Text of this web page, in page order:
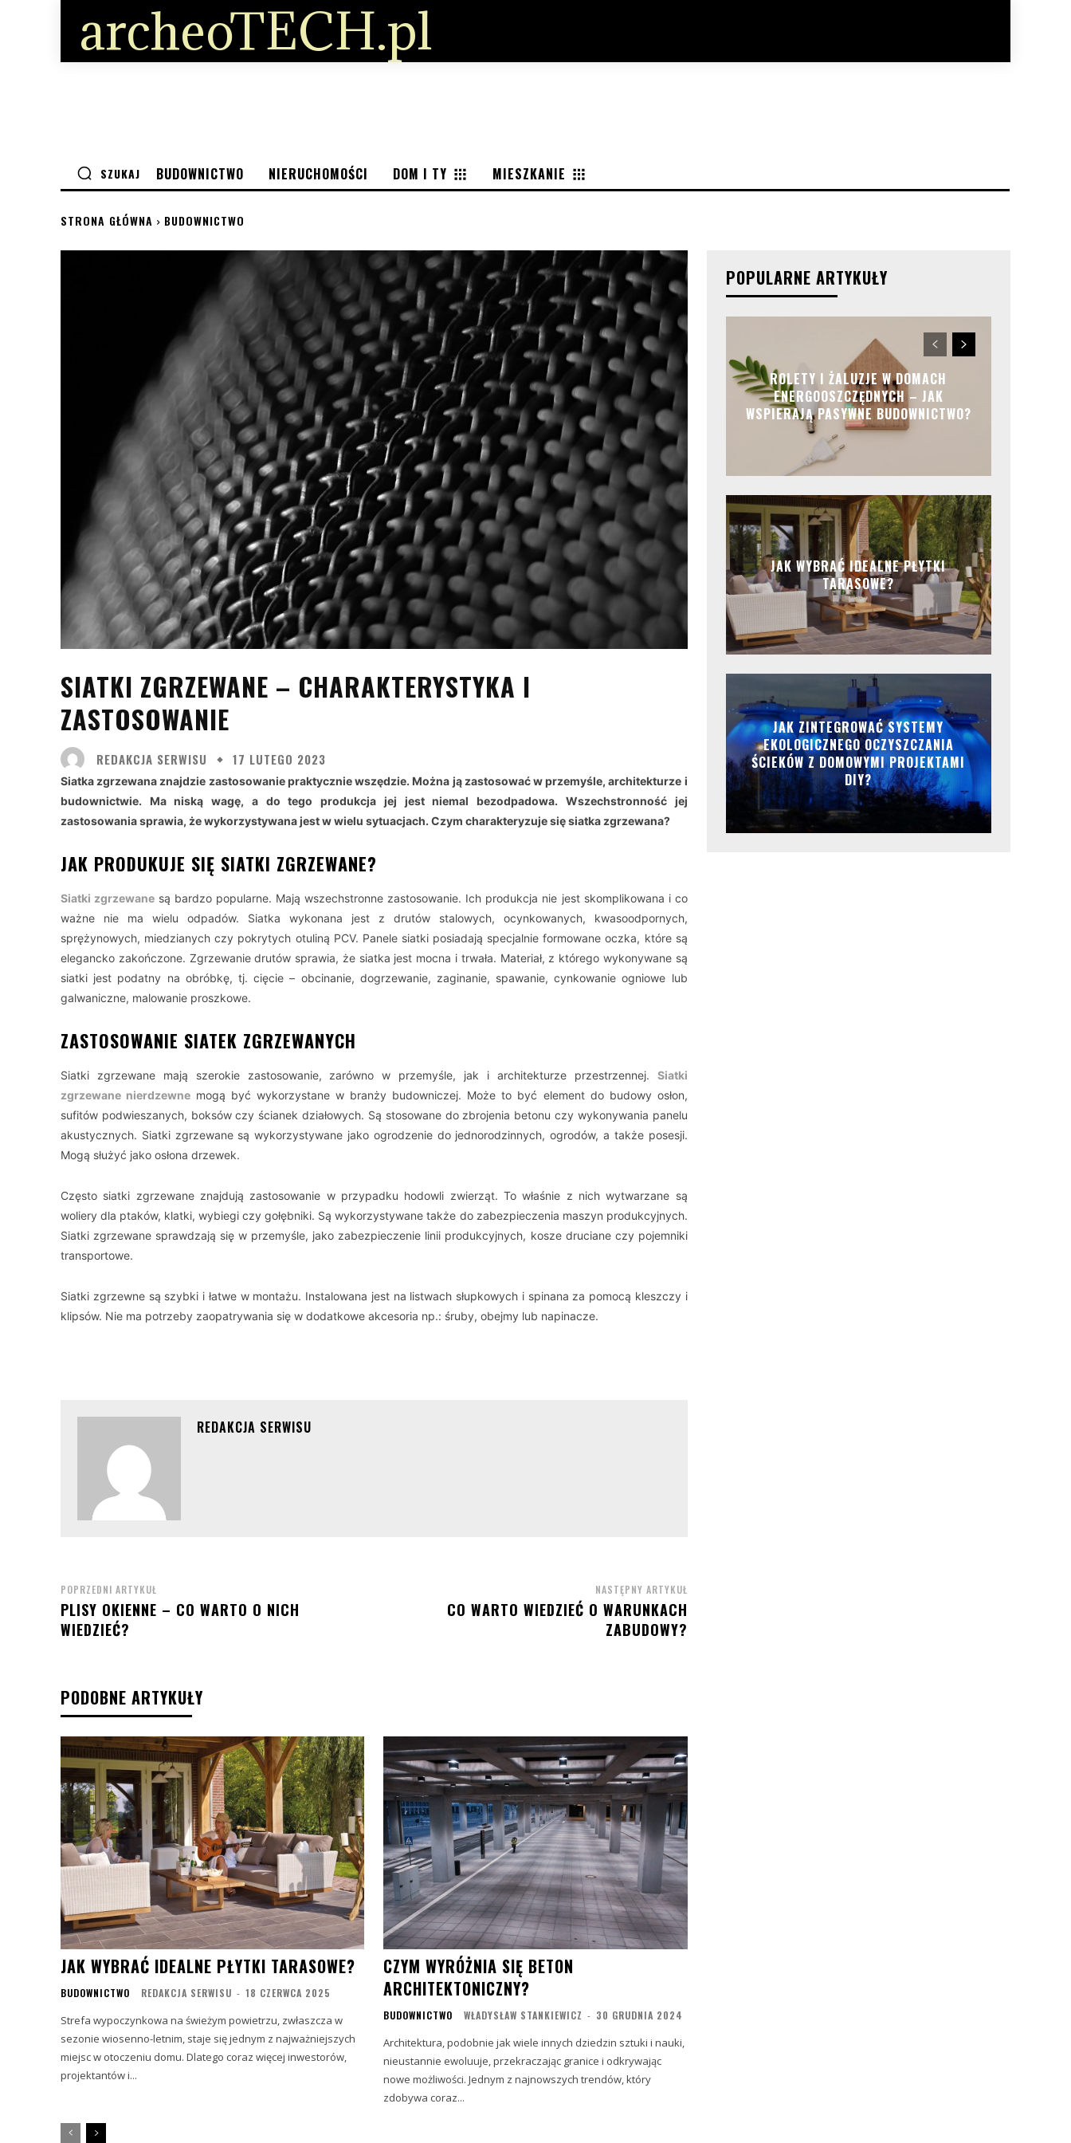
archeoTECH.pl
SZUKAJ BUDOWNICTWO NIERUCHOMOŚCI DOM I TY MIESZKANIE
STRONA GŁÓWNA BUDOWNICTWO
SIATKI ZGRZEWANE – CHARAKTERYSTYKA I
ZASTOSOWANIE
REDAKCJA SERWISU 17 LUTEGO 2023
Siatka zgrzewana znajdzie zastosowanie praktycznie wszędzie. Można ją zastosować w przemyśle, architekturze i
budownictwie. Ma niską wagę, a do tego produkcja jej jest niemal bezodpadowa. Wszechstronność jej
zastosowania sprawia, że wykorzystywana jest w wielu sytuacjach. Czym charakteryzuje się siatka zgrzewana?
JAK PRODUKUJE SIĘ SIATKI ZGRZEWANE?
Siatki zgrzewane są bardzo popularne. Mają wszechstronne zastosowanie. Ich produkcja nie jest skomplikowana i co
ważne nie ma wielu odpadów. Siatka wykonana jest z drutów stalowych, ocynkowanych, kwasoodpornych,
sprężynowych, miedzianych czy pokrytych otuliną PCV. Panele siatki posiadają specjalnie formowane oczka, które są
elegancko zakończone. Zgrzewanie drutów sprawia, że siatka jest mocna i trwała. Materiał, z którego wykonywane są
siatki jest podatny na obróbkę, tj. cięcie – obcinanie, dogrzewanie, zaginanie, spawanie, cynkowanie ogniowe lub
galwaniczne, malowanie proszkowe.
ZASTOSOWANIE SIATEK ZGRZEWANYCH
Siatki zgrzewane mają szerokie zastosowanie, zarówno w przemyśle, jak i architekturze przestrzennej. Siatki
zgrzewane nierdzewne mogą być wykorzystane w branży budowniczej. Może to być element do budowy osłon,
sufitów podwieszanych, boksów czy ścianek działowych. Są stosowane do zbrojenia betonu czy wykonywania panelu
akustycznych. Siatki zgrzewane są wykorzystywane jako ogrodzenie do jednorodzinnych, ogrodów, a także posesji.
Mogą służyć jako osłona drzewek.
Często siatki zgrzewane znajdują zastosowanie w przypadku hodowli zwierząt. To właśnie z nich wytwarzane są
woliery dla ptaków, klatki, wybiegi czy gołębniki. Są wykorzystywane także do zabezpieczenia maszyn produkcyjnych.
Siatki zgrzewane sprawdzają się w przemyśle, jako zabezpieczenie linii produkcyjnych, kosze druciane czy pojemniki
transportowe.
Siatki zgrzewne są szybki i łatwe w montażu. Instalowana jest na listwach słupkowych i spinana za pomocą kleszczy i
klipsów. Nie ma potrzeby zaopatrywania się w dodatkowe akcesoria np.: śruby, obejmy lub napinacze.
REDAKCJA SERWISU
POPRZEDNI ARTYKUŁ
PLISY OKIENNE – CO WARTO O NICH
WIEDZIEĆ?
NASTĘPNY ARTYKUŁ
CO WARTO WIEDZIEĆ O WARUNKACH
ZABUDOWY?
PODOBNE ARTYKUŁY
JAK WYBRAĆ IDEALNE PŁYTKI TARASOWE?
BUDOWNICTWO REDAKCJA SERWISU - 18 CZERWCA 2025
Strefa wypoczynkowa na świeżym powietrzu, zwłaszcza w
sezonie wiosenno-letnim, staje się jednym z najważniejszych
miejsc w otoczeniu domu. Dlatego coraz więcej inwestorów,
projektantów i...
CZYM WYRÓŻNIA SIĘ BETON
ARCHITEKTONICZNY?
BUDOWNICTWO WŁADYSŁAW STANKIEWICZ - 30 GRUDNIA 2024
Architektura, podobnie jak wiele innych dziedzin sztuki i nauki,
nieustannie ewoluuje, przekraczając granice i odkrywając
nowe możliwości. Jednym z najnowszych trendów, który
zdobywa coraz...
POPULARNE ARTYKUŁY
ROLETY I ŻALUZJE W DOMACH
ENERGOOSZCZĘDNYCH – JAK
WSPIERAJĄ PASYWNE BUDOWNICTWO?
JAK WYBRAĆ IDEALNE PŁYTKI
TARASOWE?
JAK ZINTEGROWAĆ SYSTEMY
EKOLOGICZNEGO OCZYSZCZANIA
ŚCIEKÓW Z DOMOWYMI PROJEKTAMI
DIY?